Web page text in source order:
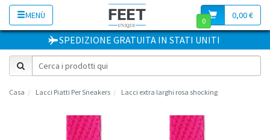
MENÙ 0,00 €
0
SPEDIZIONE GRATUITA IN STATI UNITI
Casa Lacci Piatti Per Sneakers Lacci extra larghi rosa shocking